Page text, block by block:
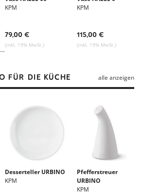
KPM
79,00 €
(inkl. 19% MwSt.)
KPM
115,00 €
(inkl. 19% MwSt.)
FÜR DIE KÜCHE alle anzeigen
Desserteller URBINO
KPM
Pfefferstreuer
URBINO
KPM